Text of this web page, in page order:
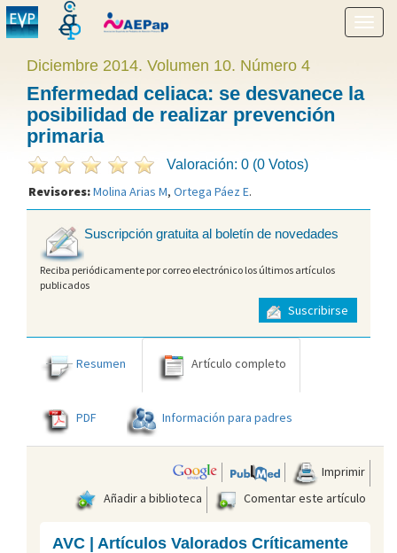
menú
Diciembre 2014. Volumen 10. Número 4
Enfermedad celiaca: se desvanece la
posibilidad de realizar prevención
primaria
Valoración: 0 (0 Votos)
Revisores:Molina Arias M, Ortega Páez E.
Suscripción gratuita al boletín de novedades
Reciba periódicamente por correo electrónico los últimos artículos
publicados
Suscribirse
Resumen Artículo completo
PDF Información para padres
Imprimir
Añadir a biblioteca
Comentar este artículo
AVC | Artículos Valorados Críticamente